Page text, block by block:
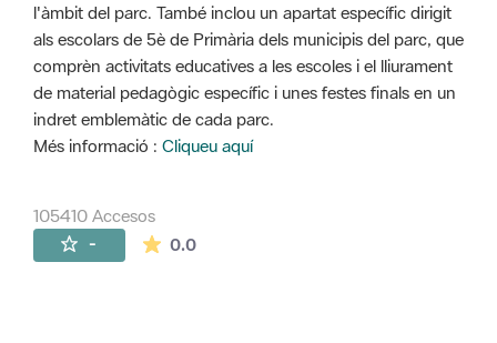
l'àmbit del parc. També inclou un apartat específic dirigit
als escolars de 5è de Primària dels municipis del parc, que
comprèn activitats educatives a les escoles i el lliurament
de material pedagògic específic i unes festes finals en un
indret emblemàtic de cada parc.
Més informació : Cliqueu aquí
105410 Accesos
- 0.0La valoración media es de 0 estrellas de